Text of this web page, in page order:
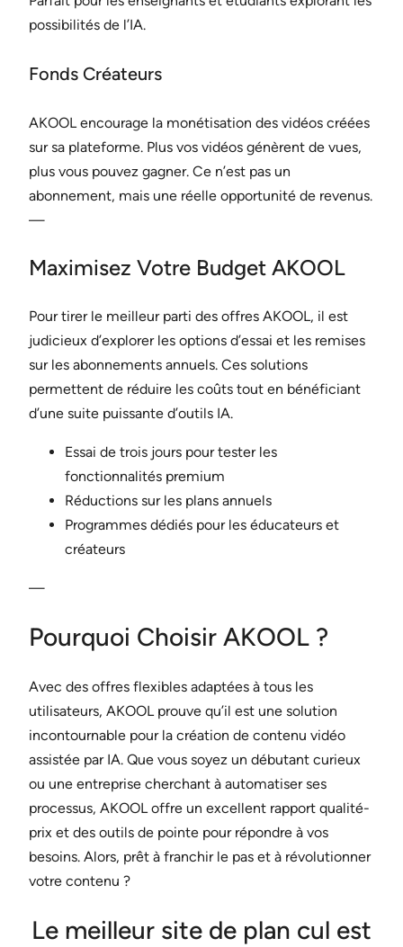
possibilités de l’IA.
Fonds Créateurs
AKOOL encourage la monétisation des vidéos créées
sur sa plateforme. Plus vos vidéos génèrent de vues,
plus vous pouvez gagner. Ce n’est pas un
abonnement, mais une réelle opportunité de revenus.
—
Maximisez Votre Budget AKOOL
Pour tirer le meilleur parti des offres AKOOL, il est
judicieux d’explorer les options d’essai et les remises
sur les abonnements annuels. Ces solutions
permettent de réduire les coûts tout en bénéficiant
d’une suite puissante d’outils IA.
Essai de trois jours pour tester les
fonctionnalités premium
Réductions sur les plans annuels
Programmes dédiés pour les éducateurs et
créateurs
—
Pourquoi Choisir AKOOL ?
Avec des offres flexibles adaptées à tous les
utilisateurs, AKOOL prouve qu’il est une solution
incontournable pour la création de contenu vidéo
assistée par IA. Que vous soyez un débutant curieux
ou une entreprise cherchant à automatiser ses
processus, AKOOL offre un excellent rapport qualité-
prix et des outils de pointe pour répondre à vos
besoins. Alors, prêt à franchir le pas et à révolutionner
votre contenu ?
Le meilleur site de plan cul est